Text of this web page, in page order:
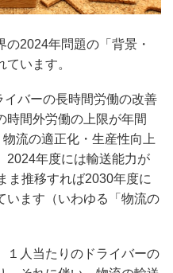
2024年問題の「背景・
います。
イバーの長時間労働の改善
時間外労働の上限が年間
流の適正化・生産性向上
2024年度には輸送能力が
ま推移すれば2030年度に
います（いわゆる「物流の
１人当たりのドライバーの